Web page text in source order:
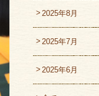
2025年8月
2025年7月
2025年6月